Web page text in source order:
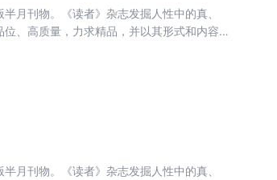
月刊物。《读者》杂志发掘人性中的真、
、高质量，力求精品，并以其形式和内容的
月刊物。《读者》杂志发掘人性中的真、